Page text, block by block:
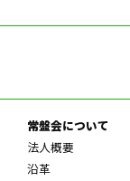
常盤会について
法人概要
沿革